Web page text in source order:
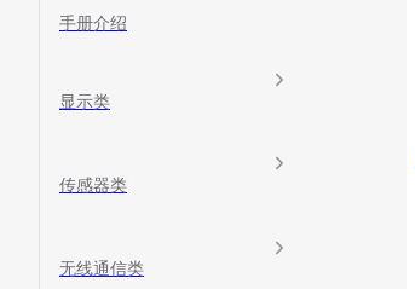
手册介绍
显示类
传感器类
无线通信类